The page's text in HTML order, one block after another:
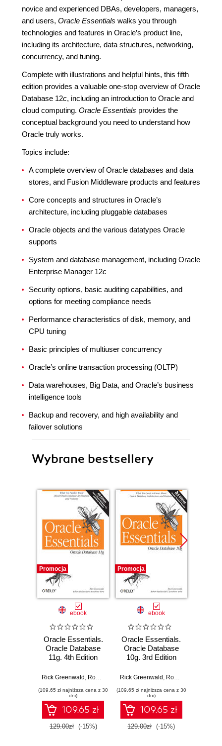
novice and experienced DBAs, developers, managers,
and users, Oracle Essentials walks you through
technologies and features in Oracle’s product line,
including its architecture, data structures, networking,
concurrency, and tuning.
Complete with illustrations and helpful hints, this fifth
edition provides a valuable one-stop overview of Oracle
Database 12c, including an introduction to Oracle and
cloud computing. Oracle Essentials provides the
conceptual background you need to understand how
Oracle truly works.
Topics include:
A complete overview of Oracle databases and data
stores, and Fusion Middleware products and features
Core concepts and structures in Oracle’s
architecture, including pluggable databases
Oracle objects and the various datatypes Oracle
supports
System and database management, including Oracle
Enterprise Manager 12c
Security options, basic auditing capabilities, and
options for meeting compliance needs
Performance characteristics of disk, memory, and
CPU tuning
Basic principles of multiuser concurrency
Oracle’s online transaction processing (OLTP)
Data warehouses, Big Data, and Oracle’s business
intelligence tools
Backup and recovery, and high availability and
failover solutions
Wybrane bestsellery
Promocja
ebook
Oracle Essentials.
Oracle Database
11g. 4th Edition
Rick Greenwald , Robert Stackowiak ,Jonathan Stern
(109,65 zł najniższa cena z 30
dni)
109.65 zł
129.00zł (-15%)
Promocja
ebook
Oracle Essentials.
Oracle Database
10g. 3rd Edition
Rick Greenwald , Robert Stackowiak
(109,65 zł najniższa cena z 30
dni)
109.65 zł
129.00zł (-15%)